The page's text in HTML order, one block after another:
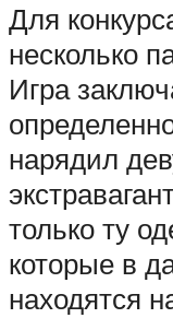
Для
несколько
Игра
нарядил
только ту
которые в
находятся